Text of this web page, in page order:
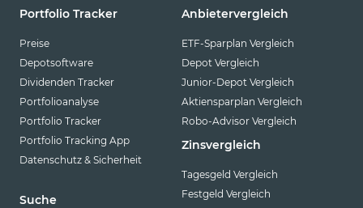
Portfolio Tracker
Preise
Depotsoftware
Dividenden Tracker
Portfolioanalyse
Portfolio Tracker
Portfolio Tracking App
Datenschutz & Sicherheit
Suche
Anbietervergleich
ETF-Sparplan Vergleich
Depot Vergleich
Junior-Depot Vergleich
Aktiensparplan Vergleich
Robo-Advisor Vergleich
Zinsvergleich
Tagesgeld Vergleich
Festgeld Vergleich